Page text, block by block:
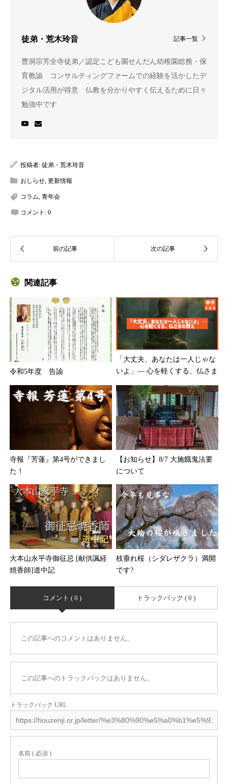
記事一覧
徒弟・荒木玲音
曹洞宗芳全寺徒弟／認定こども園せんだん幼稚園総務・保
育教諭 コンサルティングファームでの経験を活かしたデ
ジタル活用が得意 仏教を分かりやすく伝えるために日々
勉強中です
投稿者: 徒弟・荒木玲音
おしらせ 更新情報
コラム 青年会
コメント: 0
関連記事
令和5年度 告諭
「大丈夫、あなたは一人じゃな
いよ」― 心を軽くする、仏さま
寺報『芳蓮』第4号ができまし
た！
【お知らせ】8/7 大施餓鬼法要
について
大本山永平寺御征忌 [献供諷経
焼香師]道中記
枝垂れ桜（シダレザクラ）満開
です?
コメント ( 0 ) トラックバック ( 0 )
この記事へのコメントはありません。
この記事へのトラックバックはありません。
トラックバック URL
名前 ( 必須 )